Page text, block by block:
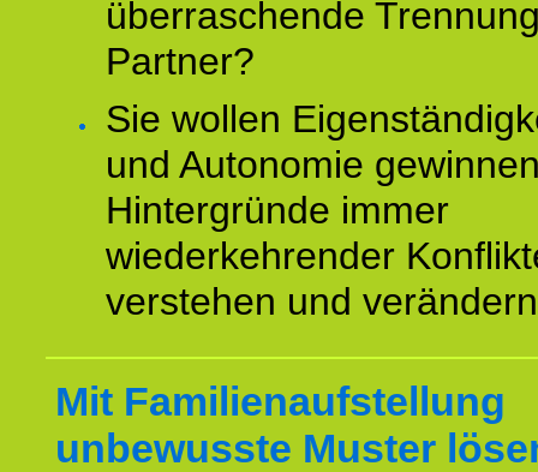
überraschende
Partner?
Sie wollen
und Autonomie
Hintergründe immer
wiederkehrender
verstehen und
Mit Familienaufstellung
unbewusste Muster